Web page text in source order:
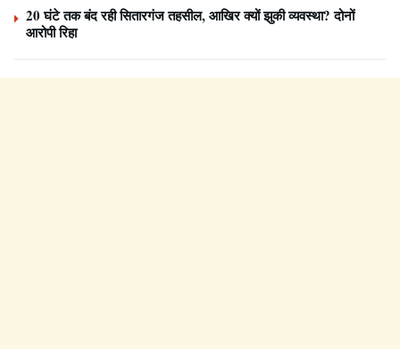
20 घंटे तक बंद रही सितारगंज तहसील, आखिर क्यों झुकी व्यवस्था? दोनों
आरोपी रिहा